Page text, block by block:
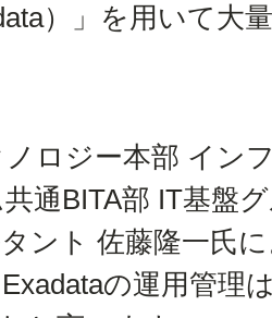
）」を用いて大
ロジー本部 イン
通BITA部 IT基盤
ント 佐藤隆一氏
の運用管理